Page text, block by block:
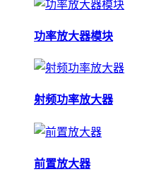
功率放大器模块
射频功率放大器
前置放大器